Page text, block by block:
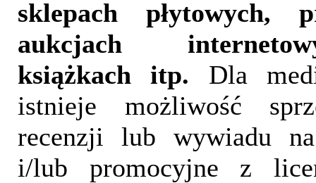
sklepach płytowych,
aukcjach
książkach itp. Dla
istnieje możliwość
recenzji lub wywiadu
i/lub promocyjne z